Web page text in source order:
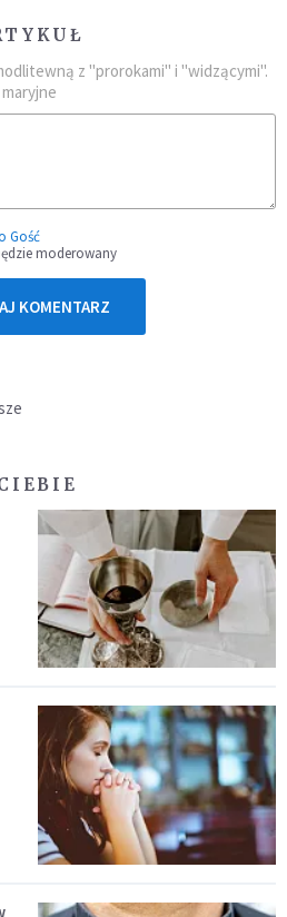
z "prorokami" i "widzącymi".
Gość
moderowany
KOMENTARZ